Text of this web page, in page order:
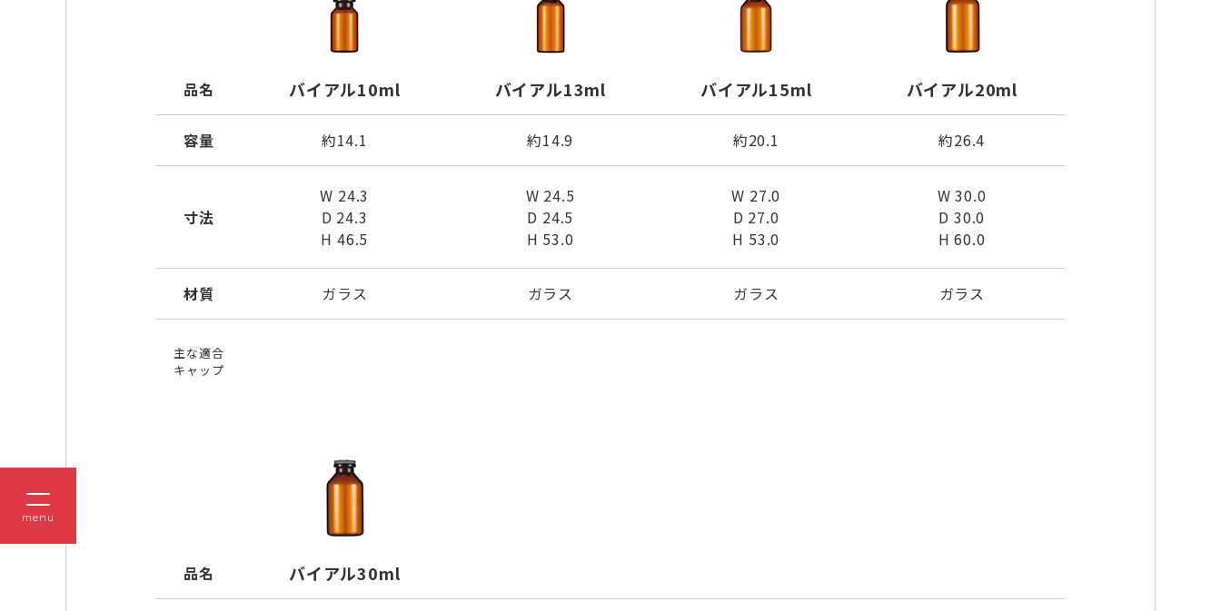
menu
品名
容量
寸法
材質
主な適合
キャップ
バイアル10ml
約14.1
W 24.3
D 24.3
H 46.5
ガラス
バイアル13ml
約14.9
W 24.5
D 24.5
H 53.0
ガラス
バイアル15ml
約20.1
W 27.0
D 27.0
H 53.0
ガラス
バイアル20ml
約26.4
W 30.0
D 30.0
H 60.0
ガラス
品名 バイアル30ml